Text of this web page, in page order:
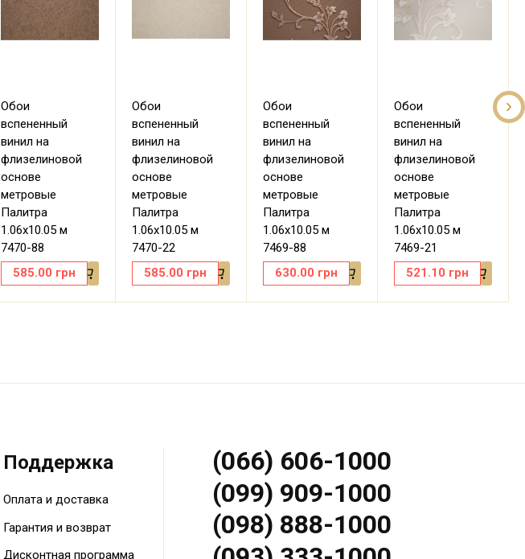
Обои
вспененный
винил на
флизелиновой
основе
метровые
Палитра
1.06х10.05 м
7470-88
585.00 грн
Обои
вспененный
винил на
флизелиновой
основе
метровые
Палитра
1.06х10.05 м
7470-22
585.00 грн
Обои
вспененный
винил на
флизелиновой
основе
метровые
Палитра
1.06х10.05 м
7469-88
630.00 грн
Обои
вспененный
винил на
флизелиновой
основе
метровые
Палитра
1.06х10.05 м
7469-21
521.10 грн
Поддержка
Оплата и доставка
Гарантия и возврат
Дисконтная программа
(066) 606-1000
(099) 909-1000
(098) 888-1000